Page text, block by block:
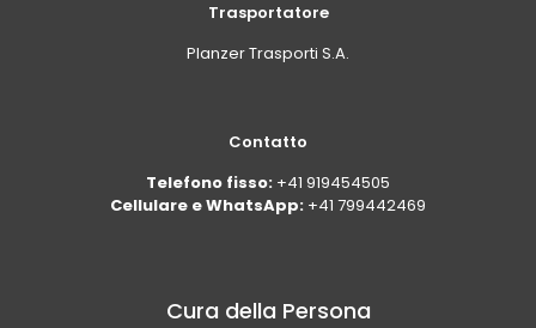
Trasportatore
Planzer Trasporti S.A.
Contatto
Telefono fisso: +41 919454505
Cellulare e WhatsApp: +41 799442469
Cura della Persona